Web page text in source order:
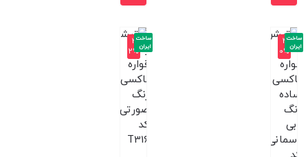
-4
0%
ساخت
ایران
-3
2%
ساخت
ایران